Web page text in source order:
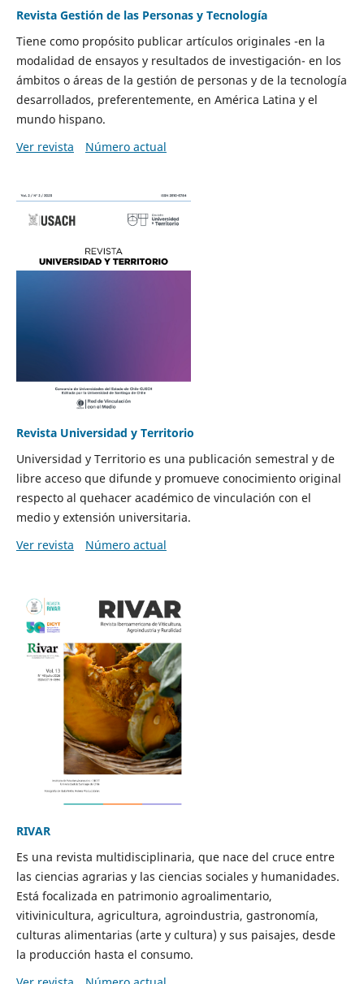
Revista Gestión de las Personas y Tecnología
Tiene como propósito publicar artículos originales -en la
modalidad de ensayos y resultados de investigación- en los
ámbitos o áreas de la gestión de personas y de la tecnología
desarrollados, preferentemente, en América Latina y el
mundo hispano.
Ver revista
Número actual
Revista Universidad y Territorio
Universidad y Territorio es una publicación semestral y de
libre acceso que difunde y promueve conocimiento original
respecto al quehacer académico de vinculación con el
medio y extensión universitaria.
Ver revista
Número actual
RIVAR
Es una revista multidisciplinaria, que nace del cruce entre
las ciencias agrarias y las ciencias sociales y humanidades.
Está focalizada en patrimonio agroalimentario,
vitivinicultura, agricultura, agroindustria, gastronomía,
culturas alimentarias (arte y cultura) y sus paisajes, desde
la producción hasta el consumo.